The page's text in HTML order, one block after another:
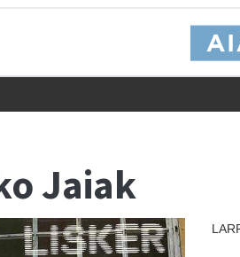
Jaiak